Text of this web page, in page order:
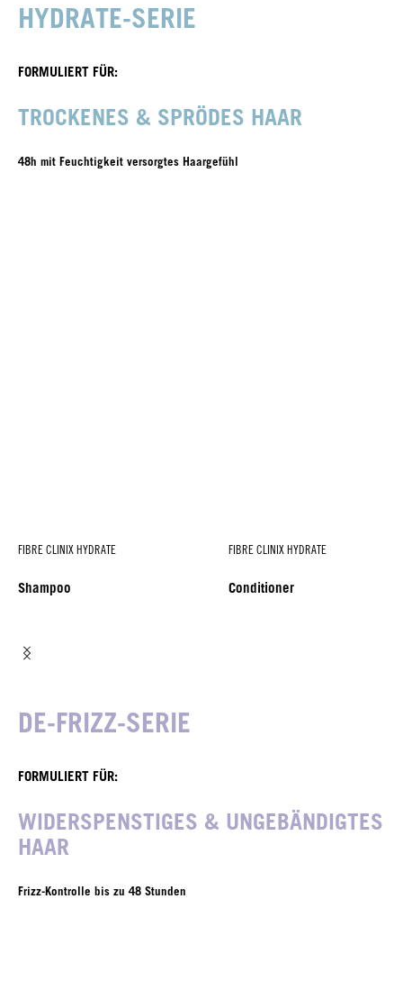
HYDRATE-SERIE
FORMULIERT FÜR:
TROCKENES & SPRÖDES HAAR
48h mit Feuchtigkeit versorgtes Haargefühl
FIBRE CLINIX HYDRATE
Shampoo
FIBRE CLINIX HYDRATE
Conditioner
DE-FRIZZ-SERIE
FORMULIERT FÜR:
WIDERSPENSTIGES & UNGEBÄNDIGTES
HAAR
Frizz-Kontrolle bis zu 48 Stunden